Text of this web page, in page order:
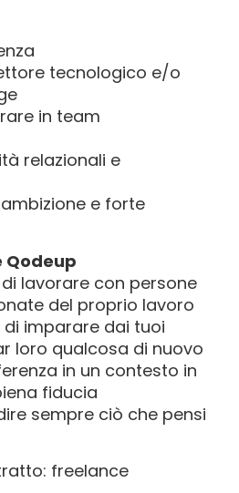
tecnologico e/o
in team
relazionali e
ambizione e forte
Qodeup
di lavorare con persone
del proprio lavoro
di imparare dai tuoi
loro qualcosa di nuovo
in un contesto in
fiducia
sempre ciò che pensi
freelance